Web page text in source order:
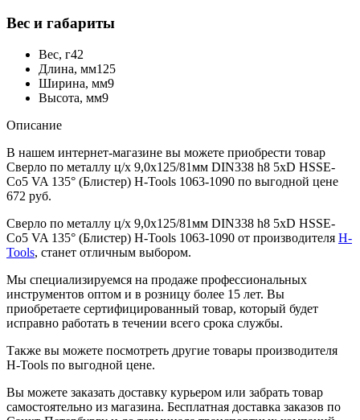
Вес и габариты
Вес, г42
Длина, мм125
Ширина, мм9
Высота, мм9
Описание
В нашем интернет-магазине вы можете приобрести товар
Сверло по металлу ц/х 9,0x125/81мм DIN338 h8 5xD HSSE-
Co5 VA 135° (Блистер) H-Tools 1063-1090 по выгодной цене
672 руб.
Сверло по металлу ц/х 9,0x125/81мм DIN338 h8 5xD HSSE-
Co5 VA 135° (Блистер) H-Tools 1063-1090 от производителя H-
Tools, станет отличным выбором.
Мы специализируемся на продаже профессиональных
инструментов оптом и в розницу более 15 лет. Вы
приобретаете сертифицированный товар, который будет
исправно работать в течении всего срока службы.
Также вы можете посмотреть другие товары производителя
H-Tools по выгодной цене.
Вы можете заказать доставку курьером или забрать товар
самостоятельно из магазина. Бесплатная доставка заказов по